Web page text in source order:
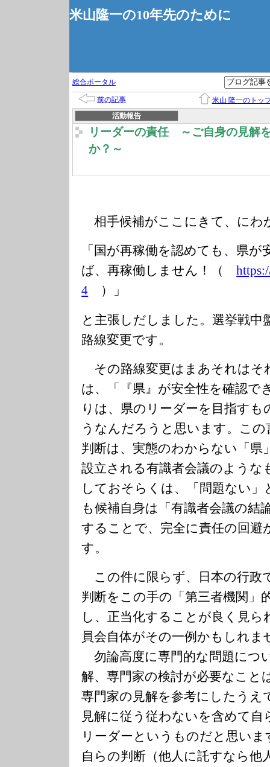
米山隆一の10年先のために
総合ポータル
前の記事
米山 隆一のトッ
活動報告
リーダーの責任 ～ご自身の見解
か？～
相手候補がここにきて、にわ
「国が再稼働を認めても、県
ば、再稼働しません！（
4 ）」
と主張しだしました。選挙戦
路線変更です。
その路線変更はまあそれはそ
は、「『県』が安全性を確認
りは、県のリーダーを目指す
うなんだろうと思います。こ
判断は、実態のわからない「県
設立される有識者会議のような
しておそらくは、「問題ない
も候補自身は「有識者会議の結
することで、完全に責任の回
す。
この件に限らず、日本の行政
判断をこの手の「第三者機関」
し、正当化することが良く見ら
員会自体がその一例かもしれま
勿論高度に専門的な問題につ
解、専門家の検討が必要なこと
専門家の見解を参考にしたうえ
見解に従う従わないを含めて
リーダーというものだと思い
自らの判断（他人に託すなら他